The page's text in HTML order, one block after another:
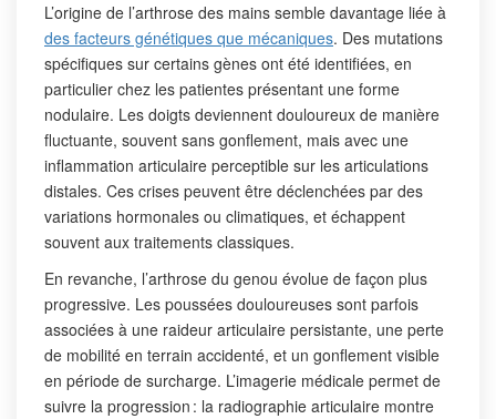
L’origine de l’arthrose des mains semble davantage liée à
des facteurs génétiques que mécaniques. Des mutations
spécifiques sur certains gènes ont été identifiées, en
particulier chez les patientes présentant une forme
nodulaire. Les doigts deviennent douloureux de manière
fluctuante, souvent sans gonflement, mais avec une
inflammation articulaire perceptible sur les articulations
distales. Ces crises peuvent être déclenchées par des
variations hormonales ou climatiques, et échappent
souvent aux traitements classiques.
En revanche, l’arthrose du genou évolue de façon plus
progressive. Les poussées douloureuses sont parfois
associées à une raideur articulaire persistante, une perte
de mobilité en terrain accidenté, et un gonflement visible
en période de surcharge. L’imagerie médicale permet de
suivre la progression : la radiographie articulaire montre